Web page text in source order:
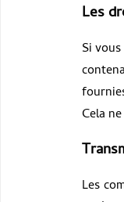
Les
Si
Cela
Les